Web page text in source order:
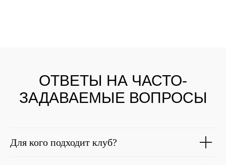
ОТВЕТЫ НА ЧАСТО-
ЗАДАВАЕМЫЕ ВОПРОСЫ
Для кого подходит клуб?